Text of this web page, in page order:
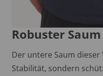
Robuster Saum
Der untere Saum
Stabilität, sondern